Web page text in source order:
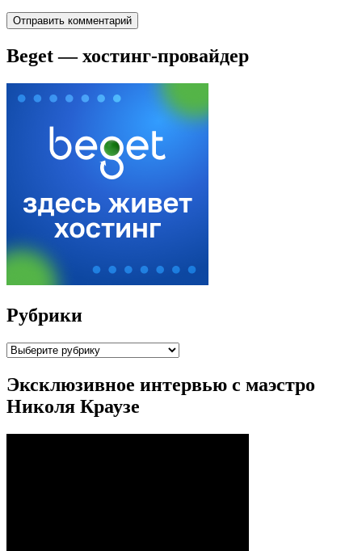
Beget — хостинг-провайдер
Рубрики
Рубрики
Эксклюзивное интервью с маэстро
Николя Краузе